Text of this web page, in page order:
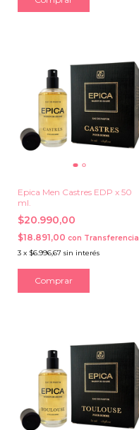
Epica Men Castres EDP x 50
ml.
$20.990,00
$18.891,00 con Transferencia
3 x $6.996,67 sin interés